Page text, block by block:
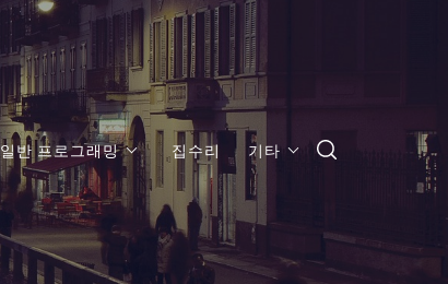
일반 프로그래밍 집수리 기타